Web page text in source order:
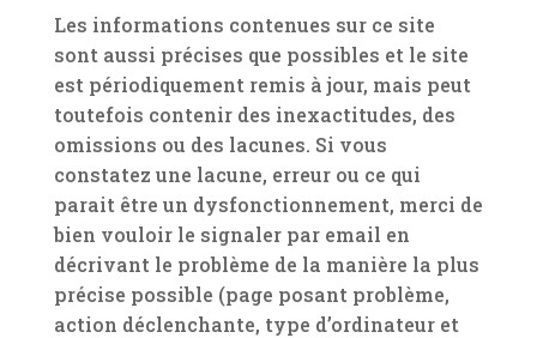
Les informations contenues sur ce site
sont aussi précises que possibles et le site
est périodiquement remis à jour, mais peut
toutefois contenir des inexactitudes, des
omissions ou des lacunes. Si vous
constatez une lacune, erreur ou ce qui
parait être un dysfonctionnement, merci de
bien vouloir le signaler par email en
décrivant le problème de la manière la plus
précise possible (page posant problème,
action déclenchante, type d’ordinateur et